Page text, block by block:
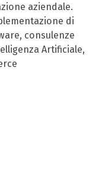
aziendale.
di
consulenze
Artificiale,